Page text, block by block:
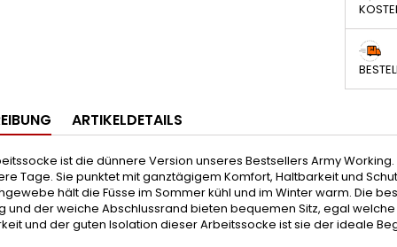
ARTIKELDETAILS
ist die dünnere Version unseres Bestsellers Army
Tage. Sie punktet mit ganztägigem Komfort, Haltbarkeit und
hält die Füsse im Sommer kühl und im Winter warm. Die
und der weiche Abschlussrand bieten bequemen Sitz, egal
und der guten Isolation dieser Arbeitssocke ist sie der ideale